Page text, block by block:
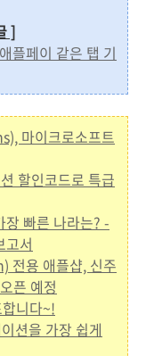
]
플페이 같은 탭 기
마이크로소프트
할인코드로 특급
빠른 나라는? -
고서
용 애플샵, 신주
픈 예정
니다~!
션을 가장 쉽게